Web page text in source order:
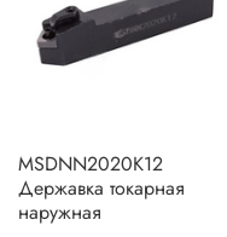
MSDNN2020K12
Державка токарная
наружная